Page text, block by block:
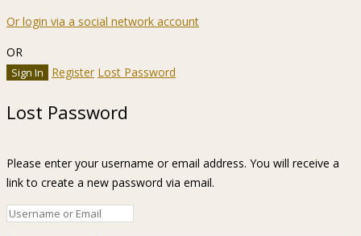
Or login via a social network account
OR
Register Lost Password
Lost Password
Please enter your username or email address. You will receive a
link to create a new password via email.